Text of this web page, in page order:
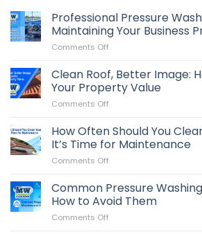
Professional Pressure
Maintaining Your Business
Comments Off
Pressure
Washing:
The
Maintaining
Your
Clean Roof, Better Image:
Your Property Value
Comments Off
Roof,
Better
Image:
Impacts
Your
How Often Should You
It’s Time for Maintenance
Comments Off
Often
Should
You
Common Pressure
How to Avoid Them
Comments Off